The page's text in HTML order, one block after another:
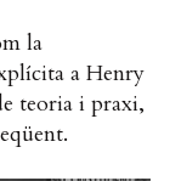
la
a Henry
teoria i praxi,